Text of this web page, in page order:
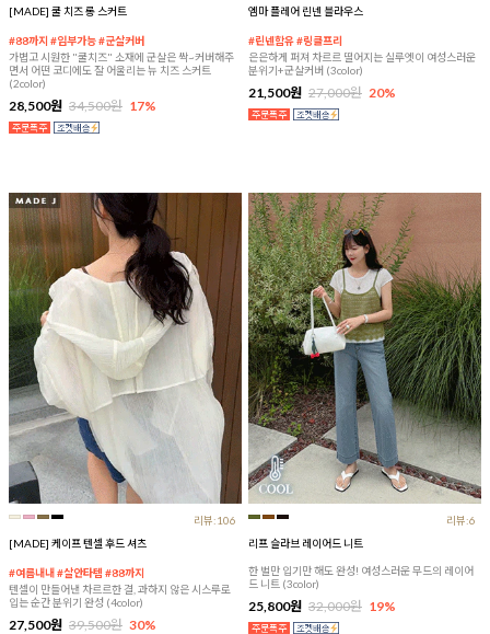
[MADE] 쿨 치즈 롱 스커트
#88까지 #임부가능 #군살커버
가볍고 시원한 "쿨치즈" 소재에 군살은 싹~커버해주
면서 어떤 코디에도 잘 어울리는 뉴 치즈 스커트
(2color)
28,500원 34,500원 17%
엠마 플레어 린넨 블라우스
#린넨함유 #링클프리
은은하게 퍼져 차르르 떨어지는 실루엣이 여성스러운
분위기+군살커버 (3color)
21,500원 27,000원 20%
리뷰:106
[MADE] 케이프 텐셀 후드 셔츠
#여름내내 #살안타템 #88까지
텐셀이 만들어낸 차르르한 결, 과하지 않은 시스루로
입는 순간 분위기 완성 (4color)
27,500원 39,500원 30%
리뷰:6
리프 슬라브 레이어드 니트
한 벌만 입기만 해도 완성! 여성스러운 무드의 레이어
드 니트 (3color)
25,800원 32,000원 19%